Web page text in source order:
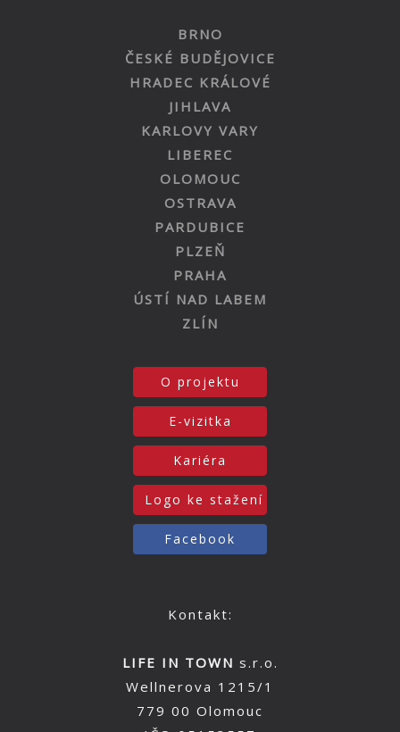
BRNO
ČESKÉ BUDĚJOVICE
HRADEC KRÁLOVÉ
JIHLAVA
KARLOVY VARY
LIBEREC
OLOMOUC
OSTRAVA
PARDUBICE
PLZEŇ
PRAHA
ÚSTÍ NAD LABEM
ZLÍN
O projektu
E-vizitka
Kariéra
Logo ke stažení
Facebook
Kontakt:
LIFE IN TOWN s.r.o.
Wellnerova 1215/1
779 00 Olomouc